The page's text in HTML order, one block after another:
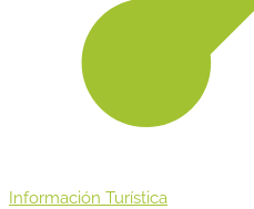
Información Turística